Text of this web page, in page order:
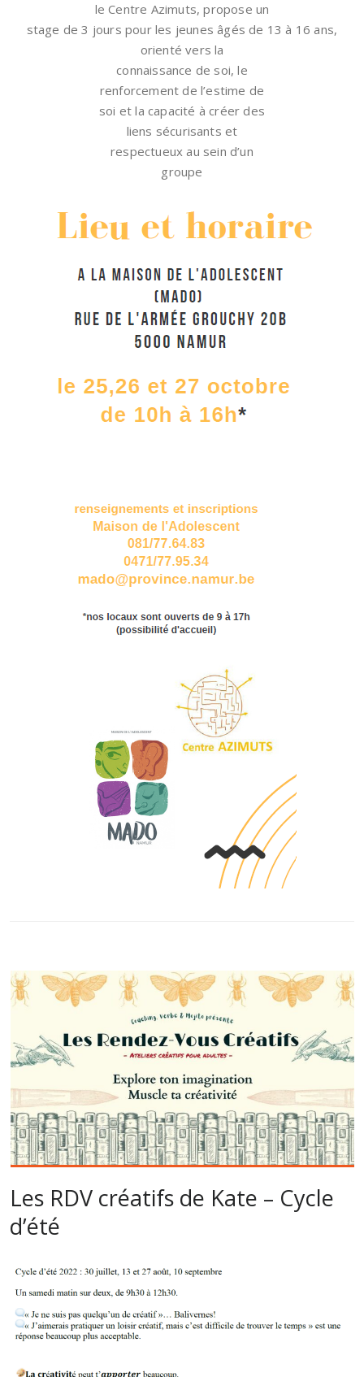
le Centre Azimuts, propose un
stage de 3 jours pour les jeunes âgés de 13 à 16 ans,
orienté vers la
connaissance de soi, le
renforcement de l’estime de
soi et la capacité à créer des
liens sécurisants et
respectueux au sein d’un
groupe
Les RDV créatifs de Kate – Cycle
d’été